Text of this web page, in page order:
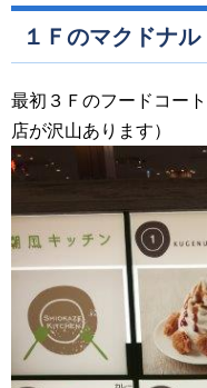
１Ｆのマクドナ
最初３Ｆのフードコー
店が沢山あります）